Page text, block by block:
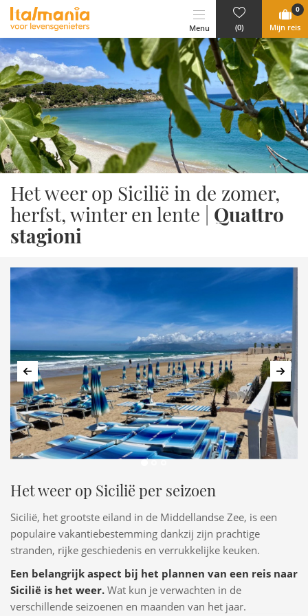
Ga naar content
Menu (0)
0
Mijn reis
Het weer op Sicilië in de zomer,
herfst, winter en lente | Quattro
stagioni
Vorige
Shutterstock
Het weer op Sicilië per seizoen
Sicilië, het grootste eiland in de Middellandse Zee, is een
populaire vakantiebestemming dankzij zijn prachtige
stranden, rijke geschiedenis en verrukkelijke keuken.
Een belangrijk aspect bij het plannen van een reis naar
Sicilië is het weer. Wat kun je verwachten in de
verschillende seizoenen en maanden van het jaar.